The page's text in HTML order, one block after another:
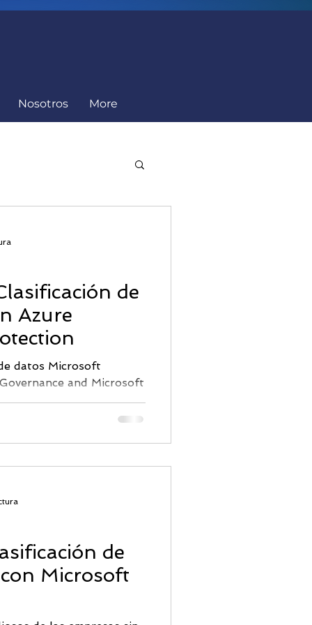
Nosotros More
Correo
de
Azure
datos Microsoft
and Microsoft
de
Microsoft